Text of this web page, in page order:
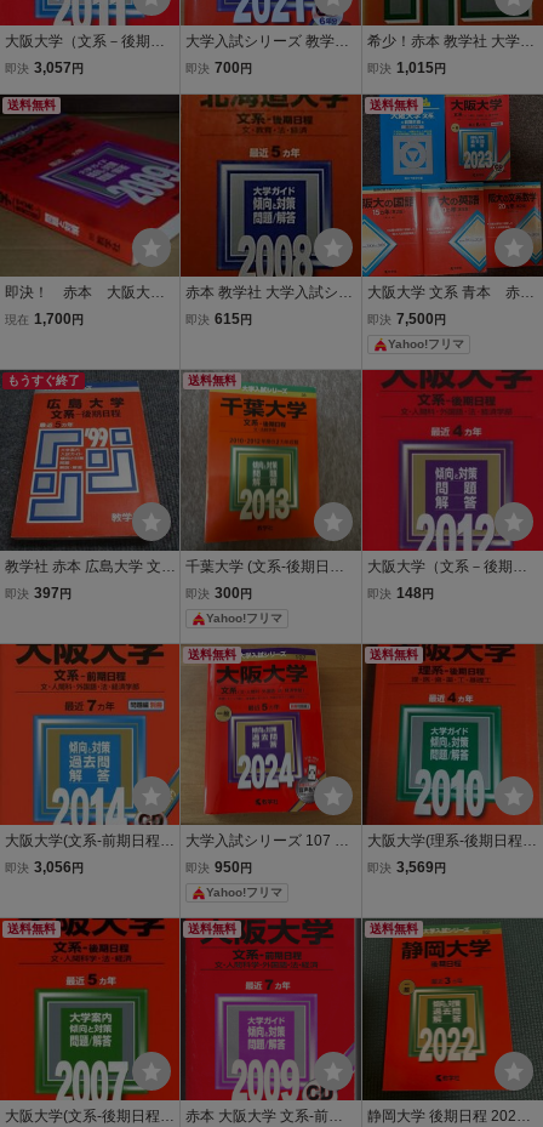
大阪大学（文系－後期日
程） (2011年版 大学入
編集部
即決 3,057 円
大学入試シリーズ 教学社
大阪大学 文系 2021 赤本
即決 700 円
希少！赤本 教学社 大学入
試シリーズ4 2004年 北
〔文・教育・法・経済〕
最近5ヵ年 背焼け有
即決 1,015円
送料無料
即決！ 赤本 大阪大
学 文系 後期 2009
現在 1,700 円
赤本 教学社 大学入試シリ
ーズ4 2008年 北海道大
即決 615円
送料無料
大阪大学 文系 青本 赤本
5冊セット 2023年版 教学
社 阪大の国語 英語 文系数
学
即決 7,500 円
Yahoo!フリマ
もうすぐ終了
教学社 赤本 広島大学 文
系-後期日程 1999年度 最
即決 397 円
送料無料
千葉大学 (文系-後期日程)
(2013年版 大学入試シリ
ーズ) 赤本 教学社編集部
即決 300 円
Yahoo!フリマ
大阪大学（文系－後期日
程） (2012年版 大学入
即決 148円
大阪大学(文系-前期日程)
(2014年版 大学入試シリ
即決 3,056 円
送料無料
大学入試シリーズ 107 大
阪大学 文系 2024 教学社
赤本
即決 950 円
Yahoo!フリマ
送料無料
大阪大学(理系-後期日程)
[2010年版 大学入試シリ
即決 3,569円
送料無料
大阪大学(文系-後期日程)
送料無料
赤本 大阪大学 文系-前期
送料無料
静岡大学 後期日程 2022